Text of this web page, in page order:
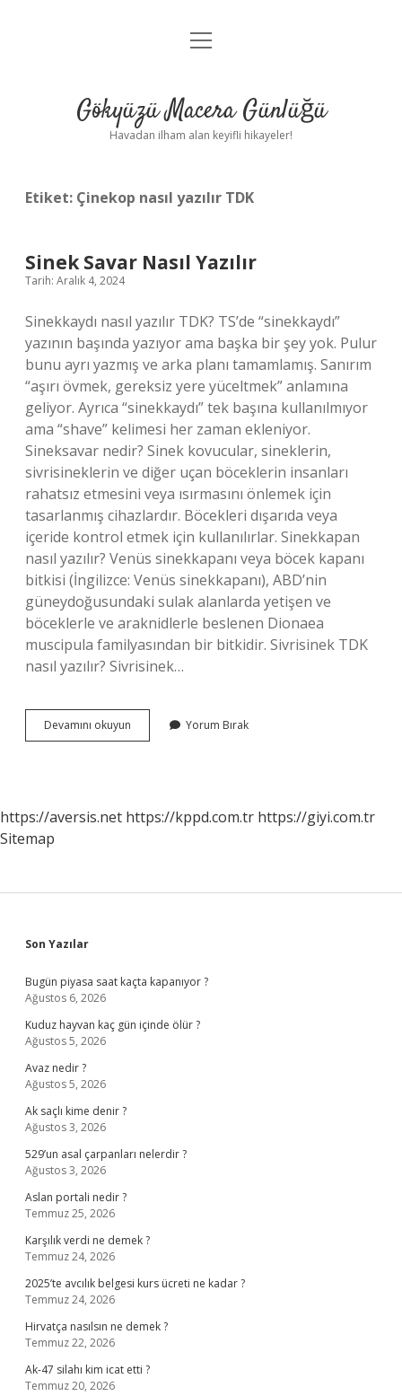
Anasayfa
Yasal Uyarı
menüyü
Gökyüzü Macera Günlüğü
Havadan ilham alan keyifli hikayeler!
Etiket: Çinekop nasıl yazılır TDK
Sinek Savar Nasıl Yazılır
Tarih: Aralık 4, 2024
Sinekkaydı nasıl yazılır TDK? TS’de “sinekkaydı”
yazının başında yazıyor ama başka bir şey yok. Pulur
bunu ayrı yazmış ve arka planı tamamlamış. Sanırım
“aşırı övmek, gereksiz yere yüceltmek” anlamına
geliyor. Ayrıca “sinekkaydı” tek başına kullanılmıyor
ama “shave” kelimesi her zaman ekleniyor.
Sineksavar nedir? Sinek kovucular, sineklerin,
sivrisineklerin ve diğer uçan böceklerin insanları
rahatsız etmesini veya ısırmasını önlemek için
tasarlanmış cihazlardır. Böcekleri dışarıda veya
içeride kontrol etmek için kullanılırlar. Sinekkapan
nasıl yazılır? Venüs sinekkapanı veya böcek kapanı
bitkisi (İngilizce: Venüs sinekkapanı), ABD’nin
güneydoğusundaki sulak alanlarda yetişen ve
böceklerle ve araknidlerle beslenen Dionaea
muscipula familyasından bir bitkidir. Sivrisinek TDK
nasıl yazılır? Sivrisinek…
Devamını okuyun
Savar
Yorum Bırak
https://aversis.net https://kppd.com.tr https://giyi.com.tr
Sitemap
Sidebar
Son Yazılar
Bugün piyasa saat kaçta kapanıyor ?
Ağustos 6, 2026
Kuduz hayvan kaç gün içinde ölür ?
Ağustos 5, 2026
Avaz nedir ?
Ağustos 5, 2026
Ak saçlı kime denir ?
Ağustos 3, 2026
529’un asal çarpanları nelerdir ?
Ağustos 3, 2026
Aslan portali nedir ?
Temmuz 25, 2026
Karşılık verdi ne demek ?
Temmuz 24, 2026
2025’te avcılık belgesi kurs ücreti ne kadar ?
Temmuz 24, 2026
Hirvatça nasılsın ne demek ?
Temmuz 22, 2026
Ak-47 silahı kim icat etti ?
Temmuz 20, 2026